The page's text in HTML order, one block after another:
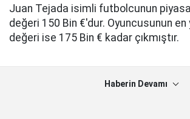
Juan Tejada isimli futbolcunun
değeri 150 Bin €'dur. Oyuncusunun
değeri ise 175 Bin € kadar çıkmıştır.
Haberin Devamı